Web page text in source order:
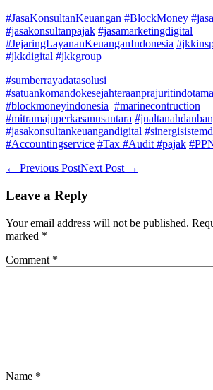
#JasaKonsultanKeuangan #BlockMoney
#jasakonsultanpajak #jasamarketingdigital
#JejaringLayananKeuanganIndonesia
#jkkdigital #jkkgroup
#sumberrayadatasolusi
#satuankomandokesejahteraanprajuritindotama
#blockmoneyindonesia #marinecontruction
#mitramajuperkasanusantara
#jasakonsultankeuangandigital
#Accountingservice #Tax #Audit #pajak
Post
← Previous PostNext Post →
Leave a Reply
Your email address will not be published.
marked *
Comment *
Name *